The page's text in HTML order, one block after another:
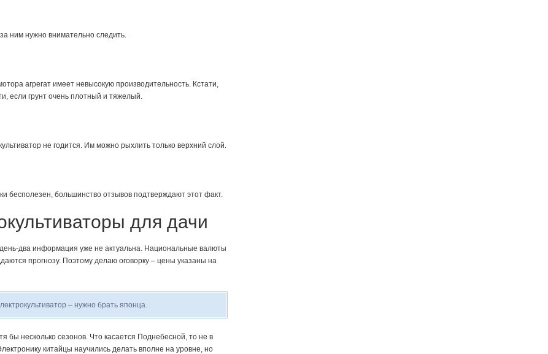
ним нужно внимательно следить.
агрегат имеет невысокую производительность. Кстати,
если грунт очень плотный и тяжелый.
не годится. Им можно рыхлить только верхний слой.
бесполезен, большинство отзывов подтверждают этот факт.
для дачи
два информация уже не актуальна. Национальные валюты
прогнозу. Поэтому делаю оговорку – цены указаны на
– нужно брать японца.
бы несколько сезонов. Что касается Поднебесной, то не в
китайцы научились делать вполне на уровне, но